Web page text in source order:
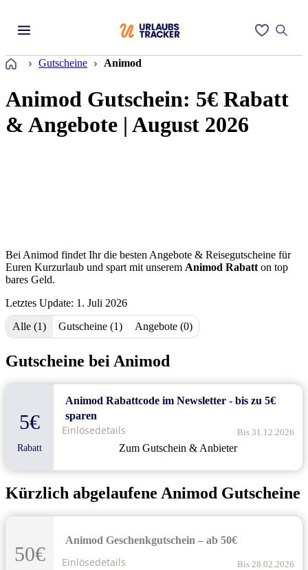
Startseite
Gutscheine Animod
Animod Gutschein: 5€ Rabatt
& Angebote | August 2026
Bei Animod findet Ihr die besten Angebote & Reisegutscheine für
Euren Kurzurlaub und spart mit unserem Animod Rabatt on top
bares Geld.
Letztes Update: 1. Juli 2026
Alle (1)
Gutscheine (1) Angebote (0)
Gutscheine bei Animod
5€
Rabatt
Animod Rabattcode im Newsletter - bis zu 5€
sparen
Zum Gutschein & Anbieter
Bis 31.12.2026
Einlösedetails
Kürzlich abgelaufene Animod Gutscheine
50€
Animod Geschenkgutschein – ab 50€
Bis 28.02.2026
Einlösedetails